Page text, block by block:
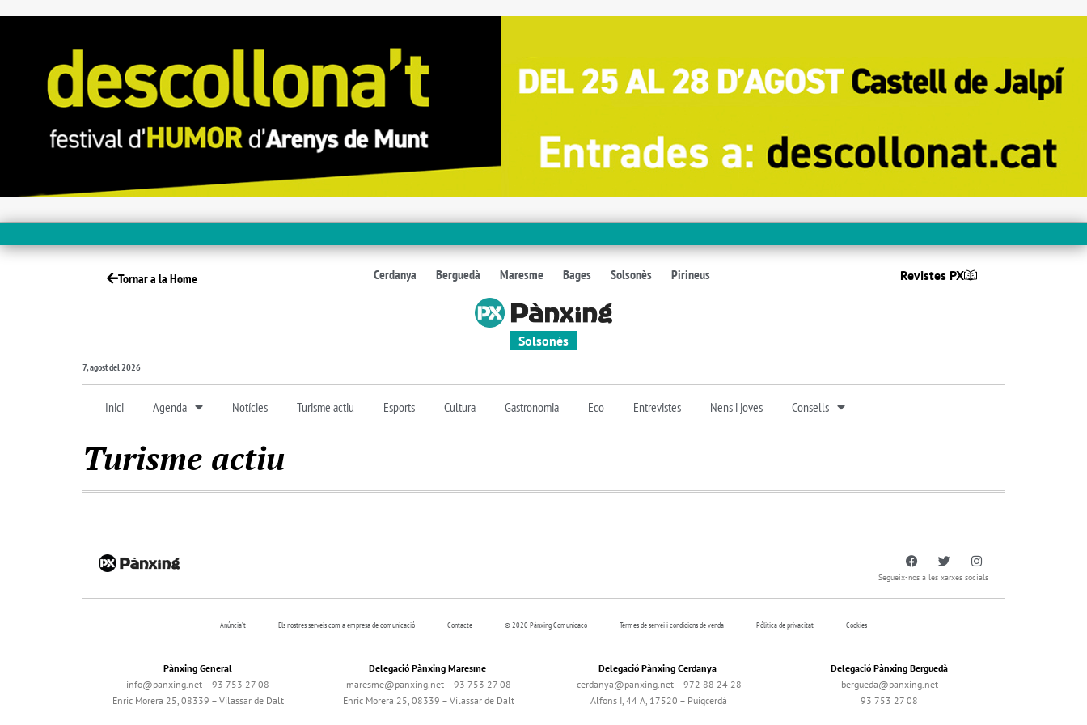
Tornar a la Home Cerdanya Berguedà Maresme Bages Solsonès Pirineus Revistes PX
Solsonès
7, agost del 2026
Inici Agenda Notícies Turisme actiu Esports Cultura Gastronomia Eco Entrevistes Nens i joves Consells
Turisme actiu
Segueix-nos a les xarxes socials
Anúncia’t Els nostres serveis com a empresa de comunicació Contacte © 2020 Pànxing Comunicacó Termes de servei i condicions de venda Pólitica de privacitat Cookies
Pànxing General
info@panxing.net – 93 753 27 08
Enric Morera 25, 08339 – Vilassar de Dalt
Delegació Pànxing Maresme
maresme@panxing.net – 93 753 27 08
Enric Morera 25, 08339 – Vilassar de Dalt
Delegació Pànxing Cerdanya
cerdanya@panxing.net – 972 88 24 28
Alfons I, 44 A, 17520 – Puigcerdà
Delegació Pànxing Berguedà
bergueda@panxing.net
93 753 27 08